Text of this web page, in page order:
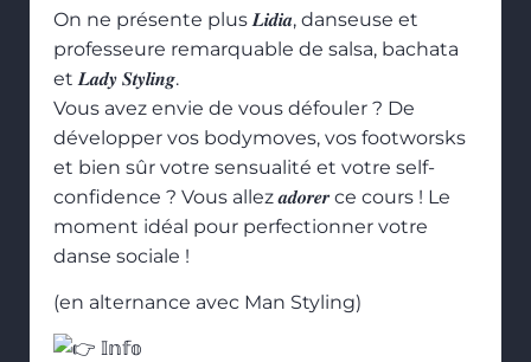
On ne présente plus 𝑳𝒊𝒅𝒊𝒂, danseuse et
professeure remarquable de salsa, bachata
et 𝑳𝒂𝒅𝒚 𝑺𝒕𝒚𝒍𝒊𝒏𝒈.
Vous avez envie de vous défouler ? De
développer vos bodymoves, vos footworsks
et bien sûr votre sensualité et votre self-
confidence ? Vous allez 𝒂𝒅𝒐𝒓𝒆𝒓 ce cours ! Le
moment idéal pour perfectionner votre
danse sociale !
(en alternance avec Man Styling)
𝕀𝕟𝕗𝕠